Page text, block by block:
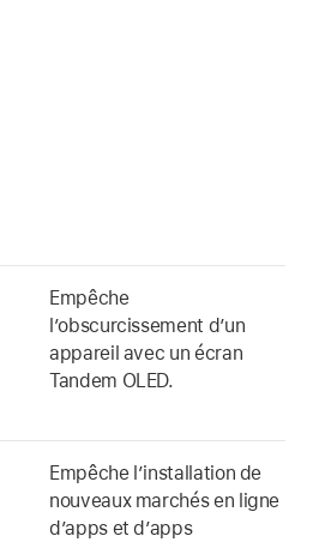
Empêche
l’obscurcissement d’un
appareil avec un écran
Tandem OLED.
Empêche l’installation de
nouveaux marchés en ligne
d’apps et d’apps